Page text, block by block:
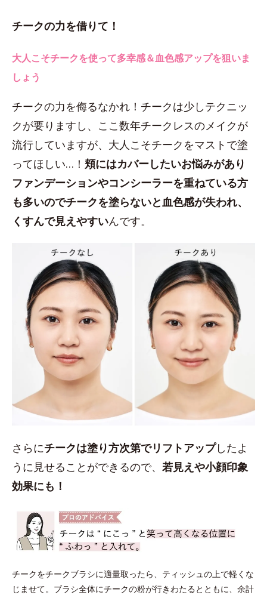
チークの力を借りて！
大人こそチークを使って多幸感＆血色感アップを狙いま
しょう
チークの力を侮るなかれ！チークは少しテクニッ
クが要りますし、ここ数年チークレスのメイクが
流行していますが、大人こそチークをマストで塗
ってほしい…！ 頬にはカバーしたいお悩みがあり
ファンデーションやコンシーラーを重ねている方
も多いのでチークを塗らないと血色感が失われ、
くすんで見えやすいんです。
さらにチークは塗り方次第でリフトアップしたよ
うに見せることができるので、 若見えや小顔印象
効果にも！
チークをチークブラシに適量取ったら、ティッシュの上で軽くな
じませて。ブラシ全体にチークの粉が行きわたるとともに、余計